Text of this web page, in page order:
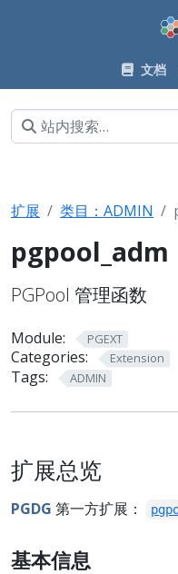
文档
扩展 类目：ADMIN
pgpool_adm
PGPool 管理函数
Module: PGEXT
Categories: Extension
Tags: ADMIN
扩展总览
PGDG 第一方扩展：
基本信息